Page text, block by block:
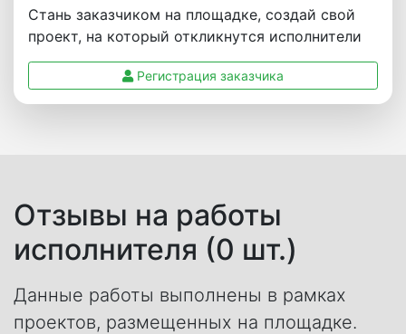
Стань заказчиком на площадке, создай свой
проект, на который откликнутся исполнители
Регистрация заказчика
Отзывы на работы
исполнителя (0 шт.)
Данные работы выполнены в рамках
проектов, размещенных на площадке.